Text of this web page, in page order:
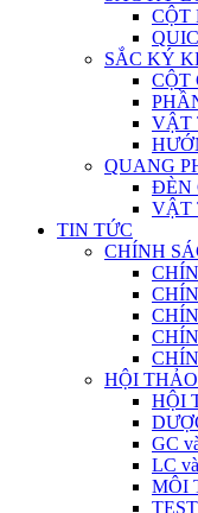
CỘT
SẮC KÝ
CỘT
VẬT
QUANG
ĐÈN
VẬT
TIN TỨC
CHÍNH
HỘI
HỘI
GC
LC
MÔI